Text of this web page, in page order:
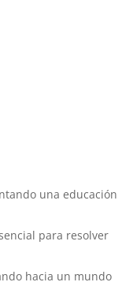
una educación
para resolver
hacia un mundo